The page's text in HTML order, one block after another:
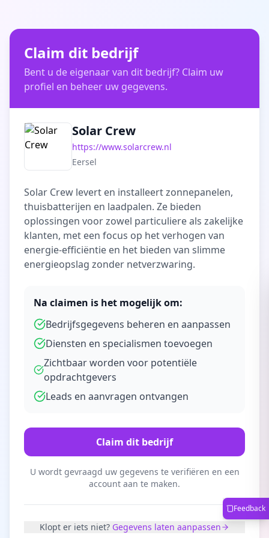
Claim dit bedrijf
Bent u de eigenaar van dit bedrijf? Claim uw
profiel en beheer uw gegevens.
Solar Crew
https://www.solarcrew.nl
Eersel
Solar Crew levert en installeert zonnepanelen,
thuisbatterijen en laadpalen. Ze bieden
oplossingen voor zowel particuliere als zakelijke
klanten, met een focus op het verhogen van
energie-efficiëntie en het bieden van slimme
energieopslag zonder netverzwaring.
Na claimen is het mogelijk om:
Bedrijfsgegevens beheren en aanpassen
Diensten en specialismen toevoegen
Zichtbaar worden voor potentiële
opdrachtgevers
Leads en aanvragen ontvangen
Claim dit bedrijf
U wordt gevraagd uw gegevens te verifiëren en een
account aan te maken.
Klopt er iets niet? Gegevens laten aanpassen
Feedback